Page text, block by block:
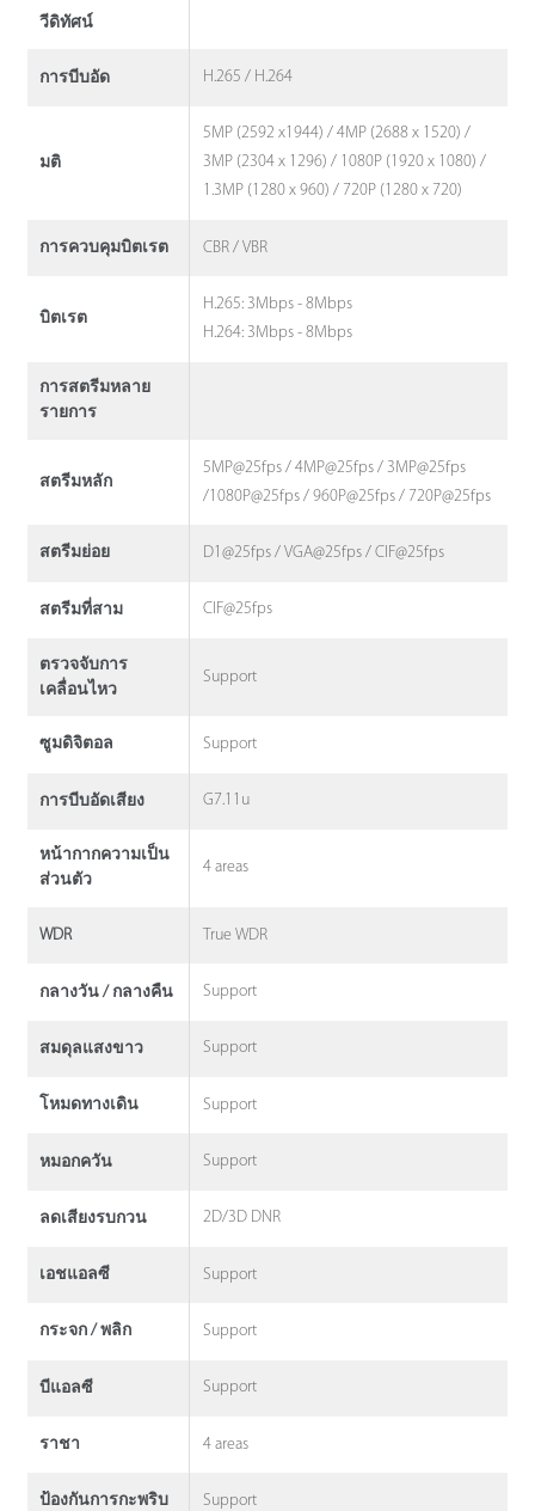
วีดิทัศน์
การบีบอัด H.265 / H.264
มติ
5MP (2592 x1944) / 4MP (2688 x 1520) /
3MP (2304 x 1296) / 1080P (1920 x 1080) /
1.3MP (1280 x 960) / 720P (1280 x 720)
การควบคุมบิตเรต CBR / VBR
บิตเรต
H.265: 3Mbps - 8Mbps
H.264: 3Mbps - 8Mbps
การสตรีมหลาย
รายการ
สตรีมหลัก
5MP@25fps / 4MP@25fps / 3MP@25fps
/1080P@25fps / 960P@25fps / 720P@25fps
สตรีมย่อย D1@25fps / VGA@25fps / CIF@25fps
สตรีมที่สาม CIF@25fps
ตรวจจับการ
เคลื่อนไหว
Support
ซูมดิจิตอล Support
การบีบอัดเสียง G7.11u
หน้ากากความเป็น
ส่วนตัว
4 areas
WDR True WDR
กลางวัน / กลางคืน Support
สมดุลแสงขาว Support
โหมดทางเดิน Support
หมอกควัน Support
ลดเสียงรบกวน 2D/3D DNR
เอชแอลซี Support
กระจก / พลิก Support
บีแอลซี Support
ราชา 4 areas
ป้องกันการกะพริบ Support